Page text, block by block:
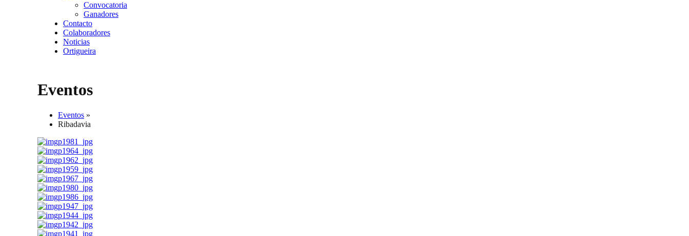
Convocatoria
Ganadores
Contacto
Colaboradores
Noticias
Ortigueira
Eventos
Eventos »
Ribadavia